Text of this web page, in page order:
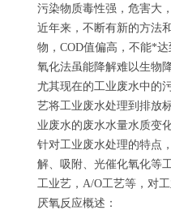
污染物质毒性强，危害大
近年来，不断有新的方法
物，COD值偏高，不能*
氧化法虽能降解难以生物
尤其现在的工业废水中的
艺将工业废水处理到排放
业废水的废水水量水质变
针对工业废水处理的特点
解、吸附、光催化氧化等
工业艺，A/O工艺等，对
厌氧反应概述：